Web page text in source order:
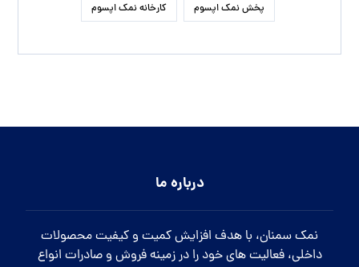
پخش نمک اپسوم کارخانه نمک اپسوم
درباره ما
نمک سمنان، با هدف افزایش کمیت و کیفیت محصولات
داخلی، فعالیت های خود را در زمینه فروش و صادرات انواع